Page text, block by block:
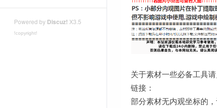
Powered by Discuz! X3.5
!copyright!
关于素材一些必备工具
链接：
部分素材无内观坐标的